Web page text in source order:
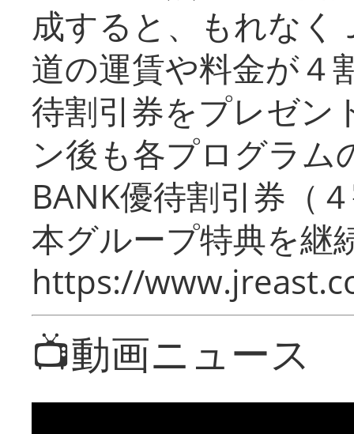
成すると、もれなく
道の運賃や料金が４
待割引券をプレゼン
ン後も各プログラム
BANK優待割引券（
本グループ特典を継
https://
📺動画ニュース